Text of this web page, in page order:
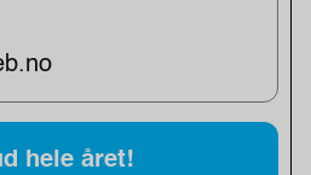
hele året!